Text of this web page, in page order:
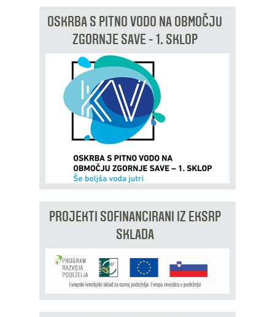
OSKRBA S PITNO VODO NA OBMOČJU
ZGORNJE SAVE - 1. SKLOP
PROJEKTI SOFINANCIRANI IZ EKSRP
SKLADA